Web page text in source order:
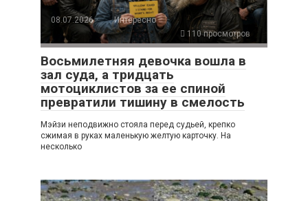
08.07.2026
Интересно
110 просмотров
Восьмилетняя девочка вошла в
зал суда, а тридцать
мотоциклистов за ее спиной
превратили тишину в смелость
Мэйзи неподвижно стояла перед судьей, крепко
сжимая в руках маленькую желтую карточку. На
несколько